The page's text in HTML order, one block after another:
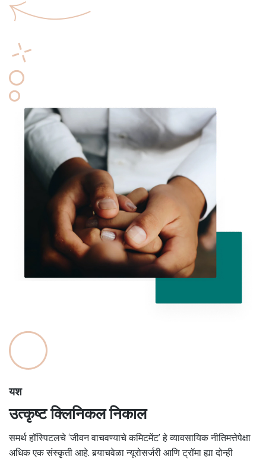
यश
उत्कृष्ट क्लिनिकल निकाल
समर्थ हॉस्पिटलचे ‘जीवन वाचवण्याचे कमिटमेंट’ हे व्यावसायिक नीतिमत्तेपेक्षा
अधिक एक संस्कृती आहे. बर्‍याचवेळा न्यूरोसर्जरी आणि ट्रॉमा ह्या दोन्ही